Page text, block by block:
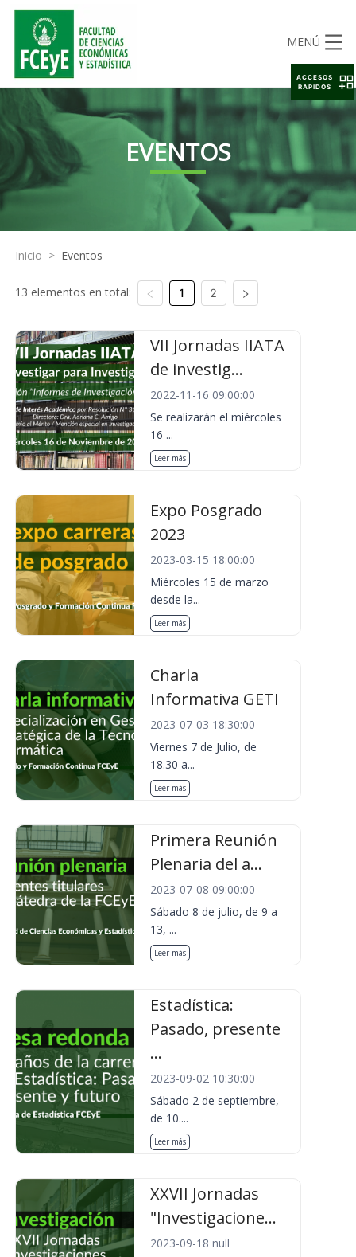
MENÚ
EVENTOS
Inicio > Eventos
13 elementos en total: 1 2
VII Jornadas IIATA
de investig...
2022-11-16 09:00:00
Se realizarán el miércoles
16 ...
Leer más
Expo Posgrado
2023
2023-03-15 18:00:00
Miércoles 15 de marzo
desde la...
Leer más
Charla
Informativa GETI
2023-07-03 18:30:00
Viernes 7 de Julio, de
18.30 a...
Leer más
Primera Reunión
Plenaria del a...
2023-07-08 09:00:00
Sábado 8 de julio, de 9 a
13, ...
Leer más
Estadística:
Pasado, presente
...
2023-09-02 10:30:00
Sábado 2 de septiembre,
de 10....
Leer más
XXVII Jornadas
"Investigacione...
2023-09-18 null
ACCESOS
RAPIDOS